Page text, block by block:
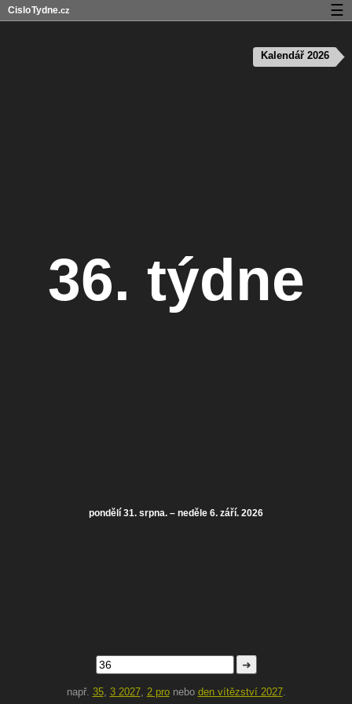
36. týdne
pondělí 31. srpna. – neděle 6. září. 2026
➜
např. 35, 3 2027, 2 pronebo den vítězství 2027.
Kalendář 2026
CisloTydne.cz ☰